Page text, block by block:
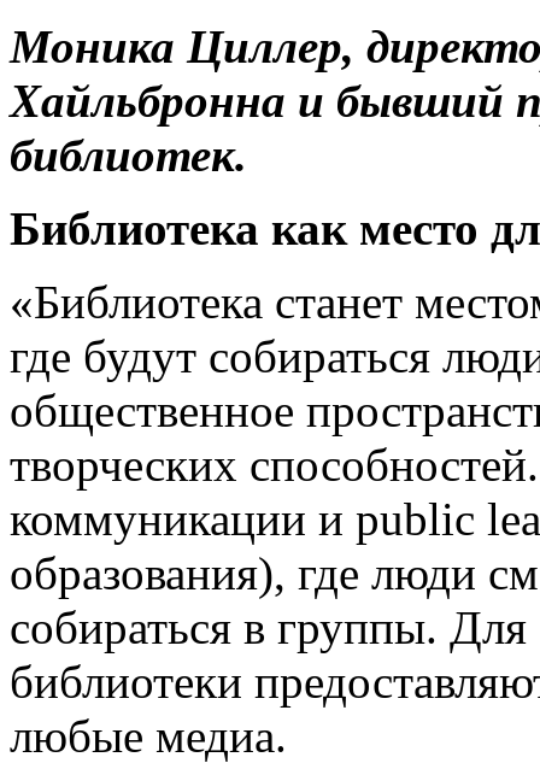
Моника Циллер,
Хайльбронна и бывший
библиотек.
Библиотека как место
«Библиотека станет
где будут собираться
общественное
творческих
коммуникации и public
образования), где люди
собираться в группы.
библиотеки
любые медиа.